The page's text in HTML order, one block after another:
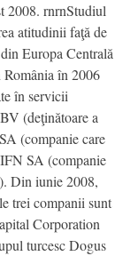
2008. rnrnStudiul
atitudinii faţă de
Europa Centrală
în 2006
în servicii
(deţinătoare a
(companie care
SA (companie
Din iunie 2008,
trei companii sunt
Corporation
turcesc Dogus